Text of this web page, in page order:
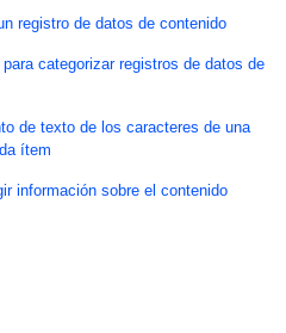
registro de datos de contenido
categorizar registros de datos de
de texto de los caracteres de una
ítem
información sobre el contenido